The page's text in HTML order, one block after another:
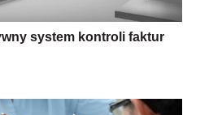
system kontroli faktur